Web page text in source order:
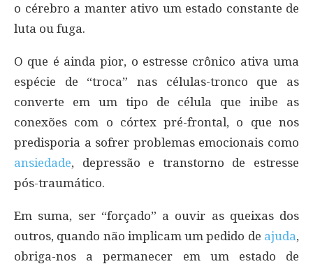
o cérebro a manter ativo um estado constante de
luta ou fuga.
O que é ainda pior, o estresse crônico ativa uma
espécie de “troca” nas células-tronco que as
converte em um tipo de célula que inibe as
conexões com o córtex pré-frontal, o que nos
predisporia a sofrer problemas emocionais como
ansiedade, depressão e transtorno de estresse
pós-traumático.
Em suma, ser “forçado” a ouvir as queixas dos
outros, quando não implicam um pedido de ajuda,
obriga-nos a permanecer em um estado de